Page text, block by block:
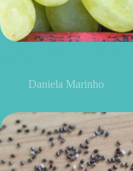
Daniela Marinho